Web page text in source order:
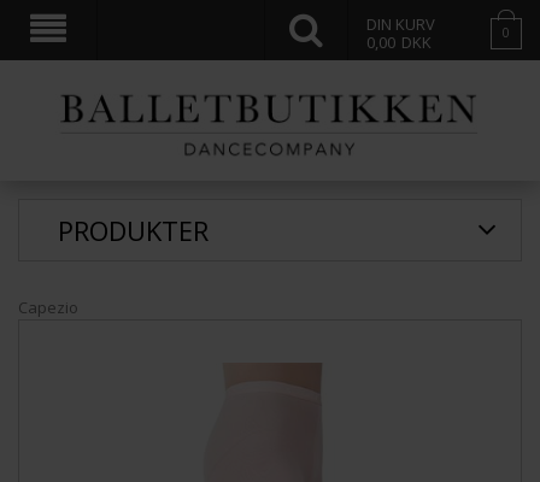
DIN KURV
0,00 DKK 0
PRODUKTER
Capezio